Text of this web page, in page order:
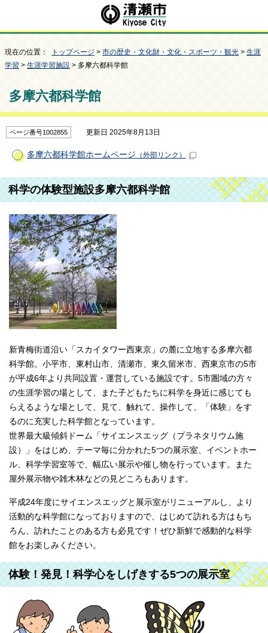
現在の位置： トップページ > 市の歴史・文化財・文化・スポーツ・観光 > 生涯
学習 > 生涯学習施設 > 多摩六都科学館
多摩六都科学館
ページ番号1002855 更新日 2025年8月13日
多摩六都科学館ホームページ （外部リンク）
科学の体験型施設多摩六都科学館
新青梅街道沿い「スカイタワー西東京」の麓に立地する多摩六都
科学館。小平市、東村山市、清瀬市、東久留米市、西東京市の5市
が平成6年より共同設置・運営している施設です。5市圏域の方々
の生涯学習の場として、また子どもたちに科学を身近に感じても
らえるような場として、見て、触れて、操作して、「体験」をす
るのに充実した科学館となっています。
世界最大級傾斜ドーム「サイエンスエッグ（プラネタリウム施
設）」をはじめ、テーマ毎に分かれた5つの展示室、イベントホー
ル、科学学習室等で、幅広い展示や催し物を行っています。また
屋外展示物や雑木林などの見どころもあります。
平成24年度にサイエンスエッグと展示室がリニューアルし、より
活動的な科学館になっておりますので、はじめて訪れる方はもち
ろん、訪れたことのある方も必見です！ぜひ新鮮で感動的な科学
館をお楽しみください。
体験！発見！科学心をしげきする5つの展示室